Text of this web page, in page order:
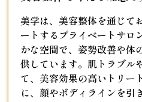
美学は、美容整体を通じて
ートするプライベートサロ
かな空間で、姿勢改善や体
供しています。肌トラブル
て、美容効果の高いトリー
に、顔やボディラインを引